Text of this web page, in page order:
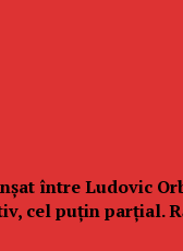
între Ludovic
cel puțin parțial.